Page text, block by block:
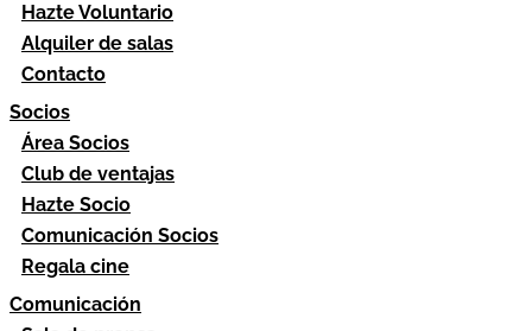
Hazte Voluntario
Alquiler de salas
Contacto
Socios
Área Socios
Club de ventajas
Hazte Socio
Comunicación Socios
Regala cine
Comunicación